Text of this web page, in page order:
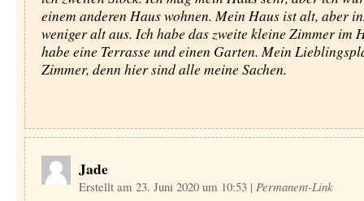
einem anderen Haus wohnen. Mein Haus ist alt, aber
weniger alt aus. Ich habe das zweite kleine Zimmer im
habe eine Terrasse und einen Garten. Mein
Zimmer, denn hier sind alle meine Sachen.
Jade
Erstellt am 23. Juni 2020 um 10:53 | Permanent-Link